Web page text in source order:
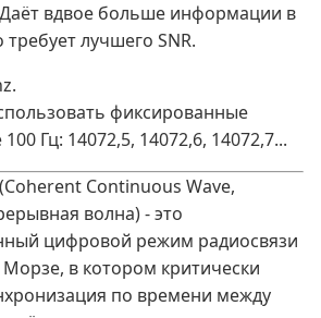
Даёт вдвое больше информации в
лучшего SNR.
фиксированные
Гц: 14072,5, 14072,6, 14072,7...
Continuous Wave,
волна) - это
цифровой режим радиосвязи
Морзе, в котором критически
по времени между